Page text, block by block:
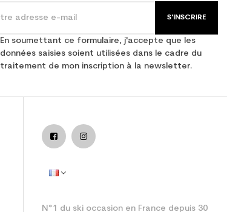
S'INSCRIRE
En soumettant ce formulaire, j'accepte que les
données saisies soient utilisées dans le cadre du
traitement de mon inscription à la newsletter.
N°1 du ski occasion en France depuis 30